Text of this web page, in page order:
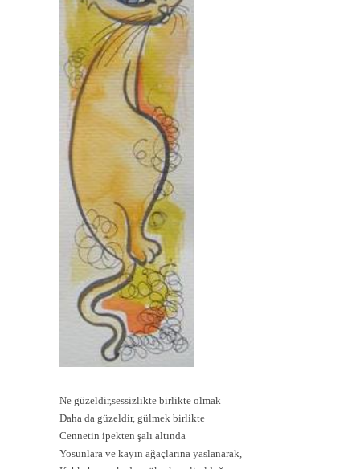
Ne güzeldir,sessizlikte birlikte olmak
Daha da güzeldir, gülmek birlikte
Cennetin ipekten şalı altında
Yosunlara ve kayın ağaçlarına yaslanarak,